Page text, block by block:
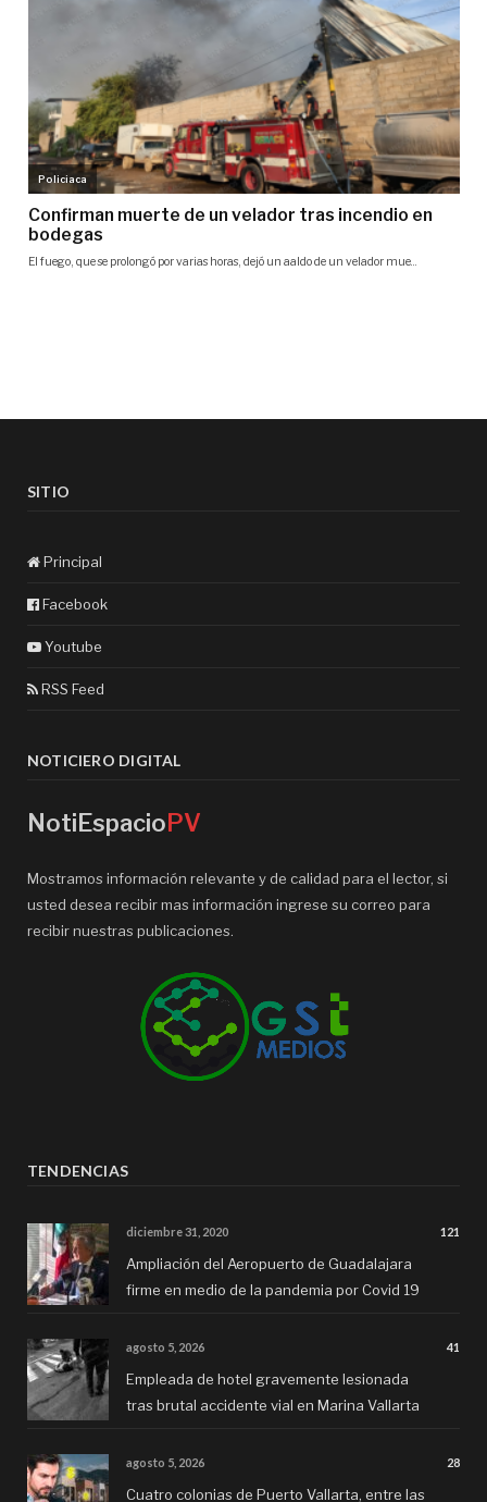
SITIO
Principal
Facebook
Youtube
RSS Feed
NOTICIERO DIGITAL
NotiEspacioPV
Mostramos información relevante y de calidad para el lector, si
usted desea recibir mas información ingrese su correo para
recibir nuestras publicaciones.
TENDENCIAS
diciembre 31, 2020 121
Ampliación del Aeropuerto de Guadalajara
firme en medio de la pandemia por Covid 19
agosto 5, 2026 41
Empleada de hotel gravemente lesionada
tras brutal accidente vial en Marina Vallarta
agosto 5, 2026 28
Cuatro colonias de Puerto Vallarta, entre las